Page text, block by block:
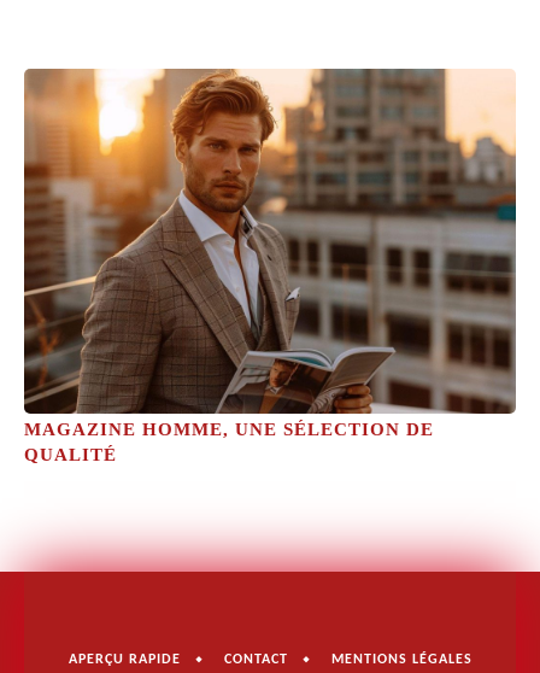
MAGAZINE HOMME, UNE SÉLECTION DE
QUALITÉ
APERÇU RAPIDE CONTACT MENTIONS LÉGALES